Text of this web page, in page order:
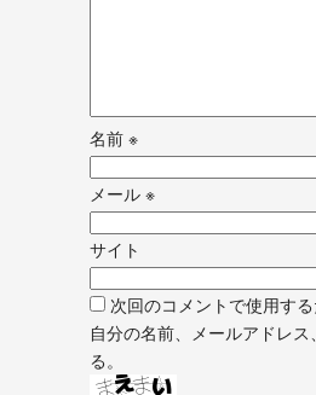
名前 ※
メール ※
サイト
次回のコメントで使用す
自分の名前、メールアドレ
る。